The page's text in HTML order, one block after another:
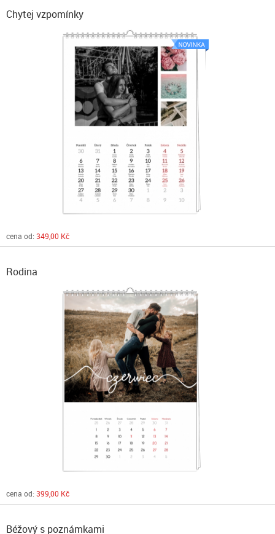
Chytej vzpomínky
cena od: 349,00 Kč
Rodina
cena od: 399,00 Kč
Béžový s poznámkami